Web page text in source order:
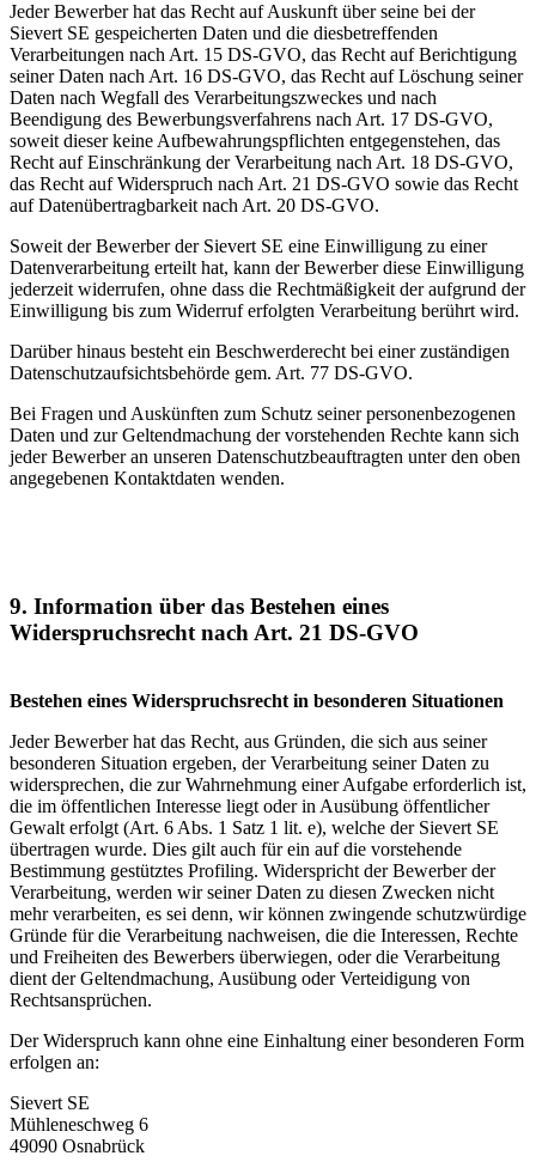
Jeder Bewerber hat das Recht auf Auskunft über seine bei der
Sievert SE gespeicherten Daten und die diesbetreffenden
Verarbeitungen nach Art. 15 DS-GVO, das Recht auf Berichtigung
seiner Daten nach Art. 16 DS-GVO, das Recht auf Löschung seiner
Daten nach Wegfall des Verarbeitungszweckes und nach
Beendigung des Bewerbungsverfahrens nach Art. 17 DS-GVO,
soweit dieser keine Aufbewahrungspflichten entgegenstehen, das
Recht auf Einschränkung der Verarbeitung nach Art. 18 DS-GVO,
das Recht auf Widerspruch nach Art. 21 DS-GVO sowie das Recht
auf Datenübertragbarkeit nach Art. 20 DS-GVO.
Soweit der Bewerber der Sievert SE eine Einwilligung zu einer
Datenverarbeitung erteilt hat, kann der Bewerber diese Einwilligung
jederzeit widerrufen, ohne dass die Rechtmäßigkeit der aufgrund der
Einwilligung bis zum Widerruf erfolgten Verarbeitung berührt wird.
Darüber hinaus besteht ein Beschwerderecht bei einer zuständigen
Datenschutzaufsichtsbehörde gem. Art. 77 DS-GVO.
Bei Fragen und Auskünften zum Schutz seiner personenbezogenen
Daten und zur Geltendmachung der vorstehenden Rechte kann sich
jeder Bewerber an unseren Datenschutzbeauftragten unter den oben
angegebenen Kontaktdaten wenden.
9. Information über das Bestehen eines
Widerspruchsrecht nach Art. 21 DS-GVO
Bestehen eines Widerspruchsrecht in besonderen Situationen
Jeder Bewerber hat das Recht, aus Gründen, die sich aus seiner
besonderen Situation ergeben, der Verarbeitung seiner Daten zu
widersprechen, die zur Wahrnehmung einer Aufgabe erforderlich ist,
die im öffentlichen Interesse liegt oder in Ausübung öffentlicher
Gewalt erfolgt (Art. 6 Abs. 1 Satz 1 lit. e), welche der Sievert SE
übertragen wurde. Dies gilt auch für ein auf die vorstehende
Bestimmung gestütztes Profiling. Widerspricht der Bewerber der
Verarbeitung, werden wir seiner Daten zu diesen Zwecken nicht
mehr verarbeiten, es sei denn, wir können zwingende schutzwürdige
Gründe für die Verarbeitung nachweisen, die die Interessen, Rechte
und Freiheiten des Bewerbers überwiegen, oder die Verarbeitung
dient der Geltendmachung, Ausübung oder Verteidigung von
Rechtsansprüchen.
Der Widerspruch kann ohne eine Einhaltung einer besonderen Form
erfolgen an:
Sievert SE
Mühleneschweg 6
49090 Osnabrück